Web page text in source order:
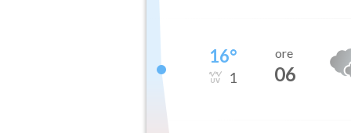
16°
1
ore
06